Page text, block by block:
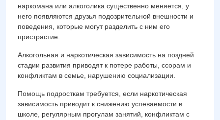
наркомана или алкоголика существенно меняется, у
него появляются друзья подозрительной внешности и
поведения, которые могут разделить с ним его
пристрастие.
Алкогольная и наркотическая зависимость на поздней
стадии развития приводят к потере работы, ссорам и
конфликтам в семье, нарушению социализации.
Помощь подросткам требуется, если наркотическая
зависимость приводит к снижению успеваемости в
школе, регулярным прогулам занятий, конфликтам с